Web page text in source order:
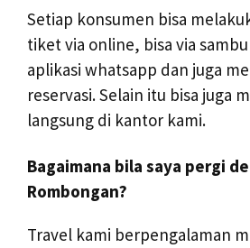
Setiap konsumen bisa
tiket via online, bisa via
aplikasi whatsapp dan juga
reservasi. Selain itu bisa juga
langsung di kantor kami.
Bagaimana bila saya pergi
Rombongan?
Travel kami berpengalaman